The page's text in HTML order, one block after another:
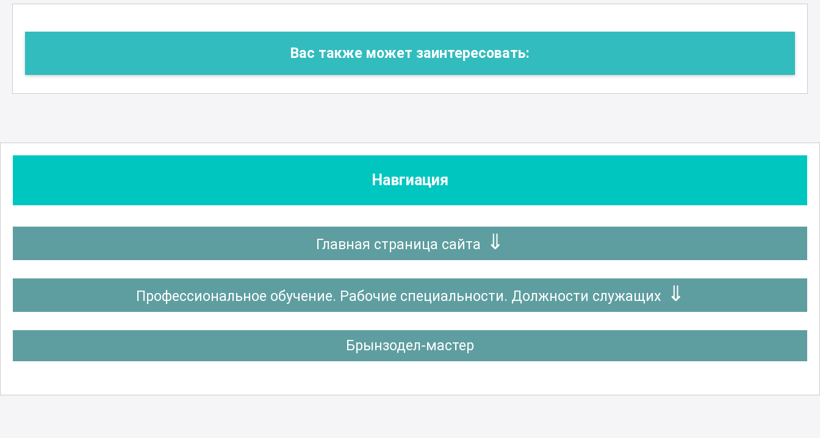
Вас также может заинтересовать:
Навгиация
Главная страница сайта
Профессиональное обучение. Рабочие специальности. Должности служащих
Брынзодел-мастер